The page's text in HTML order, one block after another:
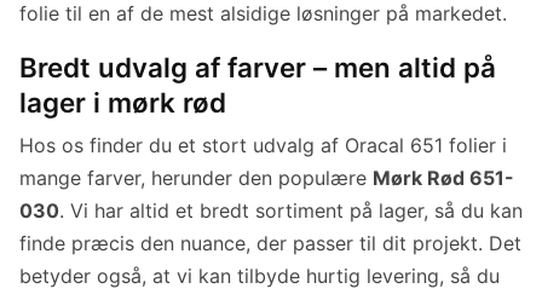
folie til en af de mest alsidige løsninger på markedet.
Bredt udvalg af farver – men altid på
lager i mørk rød
Hos os finder du et stort udvalg af Oracal 651 folier i
mange farver, herunder den populære Mørk Rød 651-
030. Vi har altid et bredt sortiment på lager, så du kan
finde præcis den nuance, der passer til dit projekt. Det
betyder også, at vi kan tilbyde hurtig levering, så du